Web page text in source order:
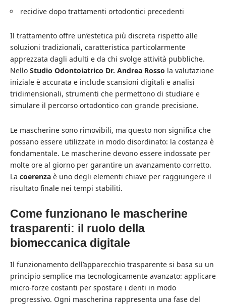
recidive dopo trattamenti ortodontici precedenti
Il trattamento offre un’estetica più discreta rispetto alle
soluzioni tradizionali, caratteristica particolarmente
apprezzata dagli adulti e da chi svolge attività pubbliche.
Nello Studio Odontoiatrico Dr. Andrea Rosso la valutazione
iniziale è accurata e include scansioni digitali e analisi
tridimensionali, strumenti che permettono di studiare e
simulare il percorso ortodontico con grande precisione.
Le mascherine sono rimovibili, ma questo non significa che
possano essere utilizzate in modo disordinato: la costanza è
fondamentale. Le mascherine devono essere indossate per
molte ore al giorno per garantire un avanzamento corretto.
La coerenza è uno degli elementi chiave per raggiungere il
risultato finale nei tempi stabiliti.
Come funzionano le mascherine
trasparenti: il ruolo della
biomeccanica digitale
Il funzionamento dell’apparecchio trasparente si basa su un
principio semplice ma tecnologicamente avanzato: applicare
micro-forze costanti per spostare i denti in modo
progressivo. Ogni mascherina rappresenta una fase del